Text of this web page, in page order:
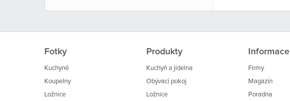
Fotky
Kuchyně
Koupelny
Ložnice
Produkty
Kuchyň a jídelna
Obývací pokoj
Ložnice
Informace
Firmy
Magazín
Poradna